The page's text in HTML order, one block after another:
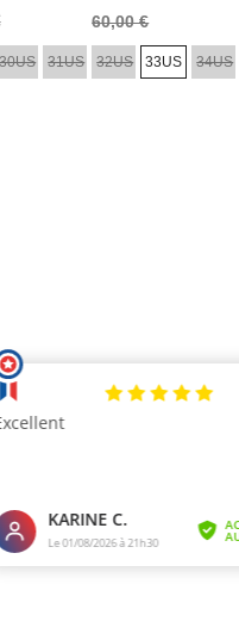
60,00 €
30US 31US 32US 33US 34US